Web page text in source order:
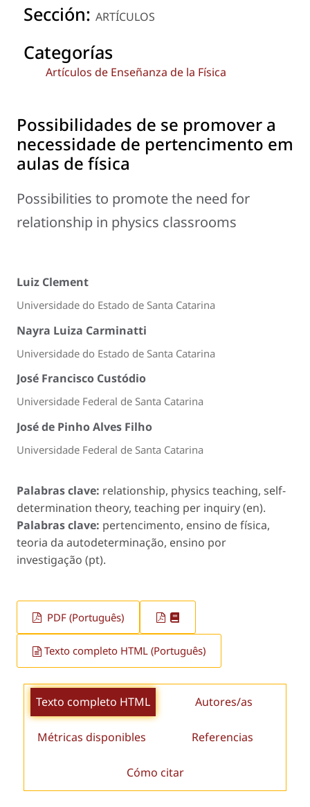
Sección: ARTÍCULOS
Categorías
Artículos de Enseñanza de la Física
Possibilidades de se promover a
necessidade de pertencimento em
aulas de física
Possibilities to promote the need for
relationship in physics classrooms
Luiz Clement
Universidade do Estado de Santa Catarina
Nayra Luiza Carminatti
Universidade do Estado de Santa Catarina
José Francisco Custódio
Universidade Federal de Santa Catarina
José de Pinho Alves Filho
Universidade Federal de Santa Catarina
Palabras clave: relationship, physics teaching, self-
determination theory, teaching per inquiry (en).
Palabras clave: pertencimento, ensino de física,
teoria da autodeterminação, ensino por
investigação (pt).
PDF (Português)
Texto completo HTML (Português)
Texto completo HTML Autores/as
Métricas disponibles Referencias
Cómo citar